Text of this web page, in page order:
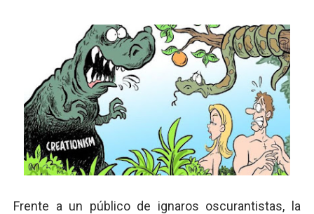
Frente a un público de ignaros oscurantistas, la